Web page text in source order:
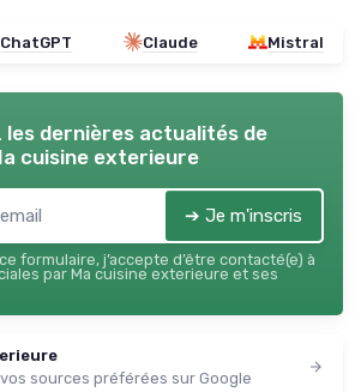
ChatGPT Claude Mistral
les dernières actualités de
cuisine exterieure
➔ Je m'inscris
formulaire, j’accepte d’être contacté(e) à
par Ma cuisine exterieure et ses
sources préférées sur Google